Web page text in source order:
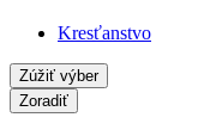
Kresťanstvo
Zúžiť výber
Zoradiť